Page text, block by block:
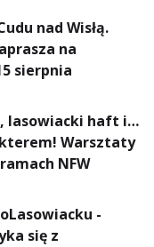
nad Wisłą.
na
sierpnia
lasowiacki haft i…
Warsztaty
NFW
-
się z